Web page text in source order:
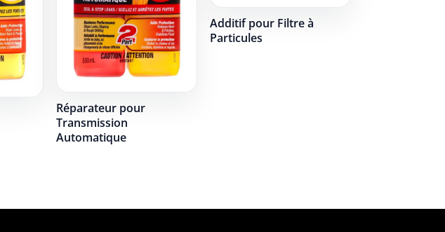
Réparateur pour
Transmission
Automatique
Additif pour Filtre à
Particules